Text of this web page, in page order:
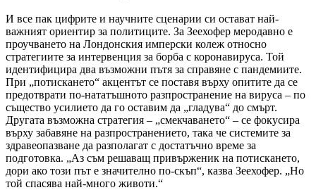
И все пак цифрите и научните сценарии си остават най-
важният ориентир за политиците. За Зеехофер меродавно е
проучването на Лондонския имперски колеж относно
стратегиите за интервенция за борба с коронавируса. Той
идентифицира два възможни пътя за справяне с пандемиите.
При „потискането“ акцентът се поставя върху опитите да се
предотврати по-нататъшното разпространение на вируса – по
същество усилието да го оставим да „гладува“ до смърт.
Другата възможна стратегия – „смекчаването“ – се фокусира
върху забавяне на разпространението, така че системите за
здравеопазване да разполагат с достатъчно време за
подготовка. „Аз съм решаващ привърженик на потискането,
дори ако този път е значително по-скъп“, казва Зеехофер. „Но
той спасява най-много животи.“